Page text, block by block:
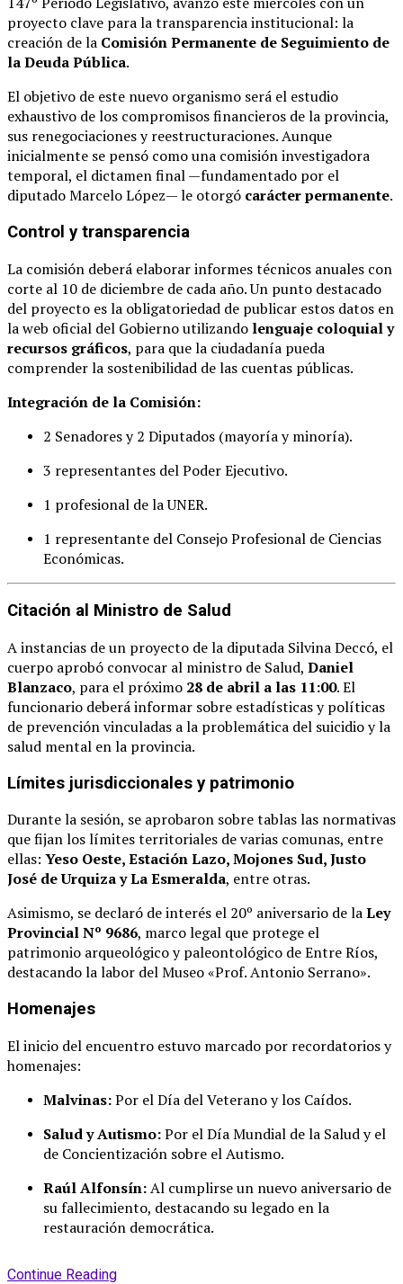
proyecto clave para la transparencia institucional: la
creación de la Comisión Permanente de Seguimiento de
la Deuda Pública.
El objetivo de este nuevo organismo será el estudio
exhaustivo de los compromisos financieros de la provincia,
sus renegociaciones y reestructuraciones. Aunque
inicialmente se pensó como una comisión investigadora
temporal, el dictamen final —fundamentado por el
diputado Marcelo López— le otorgó carácter permanente.
Control y transparencia
La comisión deberá elaborar informes técnicos anuales con
corte al 10 de diciembre de cada año. Un punto destacado
del proyecto es la obligatoriedad de publicar estos datos en
la web oficial del Gobierno utilizando lenguaje coloquial y
recursos gráficos, para que la ciudadanía pueda
comprender la sostenibilidad de las cuentas públicas.
Integración de la Comisión:
2 Senadores y 2 Diputados (mayoría y minoría).
3 representantes del Poder Ejecutivo.
1 profesional de la UNER.
1 representante del Consejo Profesional de Ciencias
Económicas.
Citación al Ministro de Salud
A instancias de un proyecto de la diputada Silvina Deccó, el
cuerpo aprobó convocar al ministro de Salud, Daniel
Blanzaco, para el próximo 28 de abril a las 11:00. El
funcionario deberá informar sobre estadísticas y políticas
de prevención vinculadas a la problemática del suicidio y la
salud mental en la provincia.
Límites jurisdiccionales y patrimonio
Durante la sesión, se aprobaron sobre tablas las normativas
que fijan los límites territoriales de varias comunas, entre
ellas: Yeso Oeste, Estación Lazo, Mojones Sud, Justo
José de Urquiza y La Esmeralda, entre otras.
Asimismo, se declaró de interés el 20º aniversario de laLey
Provincial Nº 9686, marco legal que protege el
patrimonio arqueológico y paleontológico de Entre Ríos,
destacando la labor del Museo «Prof. Antonio Serrano».
Homenajes
El inicio del encuentro estuvo marcado por recordatorios y
homenajes:
Malvinas:Por el Día del Veterano y los Caídos.
Salud y Autismo:Por el Día Mundial de la Salud y el
de Concientización sobre el Autismo.
Raúl Alfonsín:Al cumplirse un nuevo aniversario de
su fallecimiento, destacando su legado en la
restauración democrática.
Continue Reading